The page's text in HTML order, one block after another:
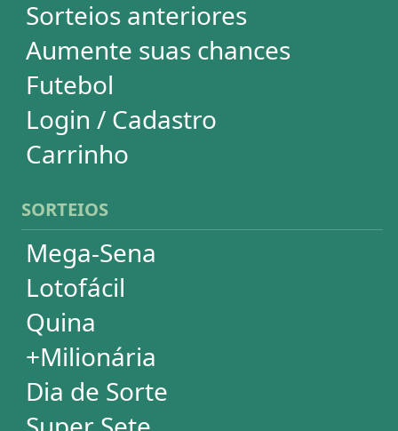
+Milionária
Dia de Sorte
Super Sete
Timemania
Dupla-Sena
Loteria Federal
Loteca
Lotogol
Powerball
Mega Millions
Euromillions